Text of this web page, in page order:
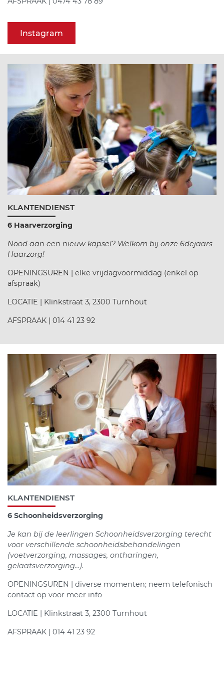
Instagram
KLANTENDIENST
6 Haarverzorging
Nood aan een nieuw kapsel? Welkom bij onze 6dejaars
Haarzorg!
OPENINGSUREN | elke vrijdagvoormiddag (enkel op
afspraak)
LOCATIE | Klinkstraat 3, 2300 Turnhout
AFSPRAAK | 014 41 23 92
KLANTENDIENST
6 Schoonheidsverzorging
Je kan bij de leerlingen Schoonheidsverzorging terecht
voor verschillende schoonheidsbehandelingen
(voetverzorging, massages, ontharingen,
gelaatsverzorging...).
OPENINGSUREN | diverse momenten; neem telefonisch
contact op voor meer info
LOCATIE | Klinkstraat 3, 2300 Turnhout
AFSPRAAK | 014 41 23 92